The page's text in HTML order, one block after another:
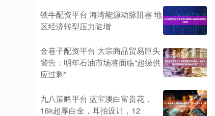
铁牛配资平台 海湾能源动脉阻塞 地
区经济转型压力陡增
金巷子配资平台 大宗商品贸易巨头
警告：明年石油市场将面临“超级供
应过剩”
九八策略平台 蓝宝澳白富贵花，
18k超厚白金，耳拍设计，12